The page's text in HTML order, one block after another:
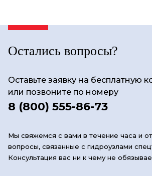
Остались вопросы?
Оставьте заявку на бесплатную
или позвоните по номеру
8 (800) 555-86-73
Мы свяжемся с вами в течение часа и
вопросы, связанные с гидроузлами
Консультация вас ни к чему не